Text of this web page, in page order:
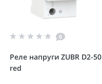
0
Реле напруги ZUBR D2-50
red